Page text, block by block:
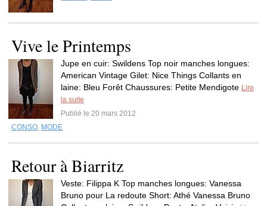
Vive le Printemps
Jupe en cuir: Swildens Top noir manches longues:
American Vintage Gilet: Nice Things Collants en
laine: Bleu Forêt Chaussures: Petite Mendigote Lire
la suite
Publié le 20 mars 2012
CONSO, MODE
Retour à Biarritz
Veste: Filippa K Top manches longues: Vanessa
Bruno pour La redoute Short: Athé Vanessa Bruno